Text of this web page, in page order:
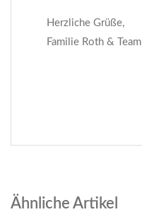
Herzliche Grüße,
Familie Roth & Team
Ähnliche Artikel